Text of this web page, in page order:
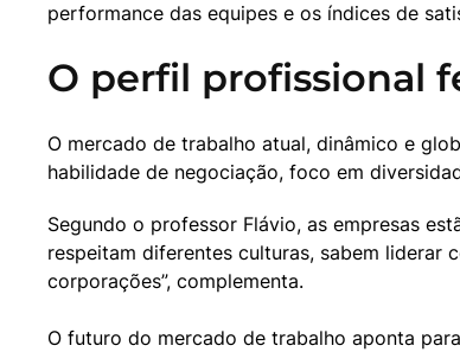
performance das equipes e os índices de
O perfil profissional
O mercado de trabalho atual, dinâmico e
habilidade de negociação, foco em
Segundo o professor Flávio, as empresas
respeitam diferentes culturas, sabem liderar
corporações”, complementa.
O futuro do mercado de trabalho aponta